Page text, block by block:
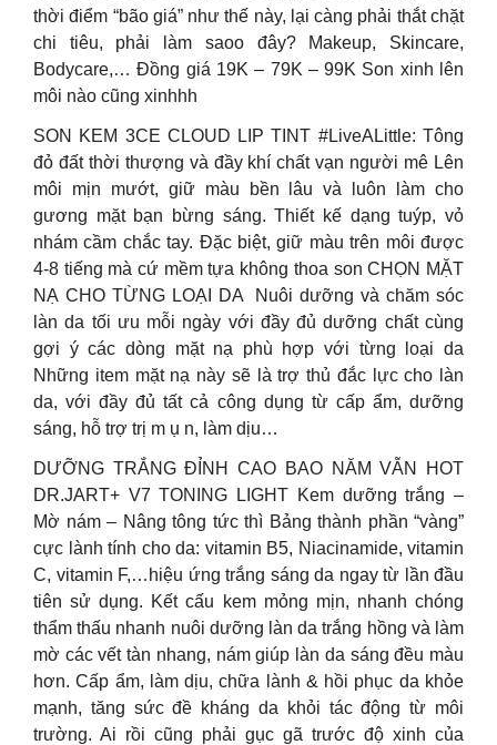
thời điểm “bão giá” như thế này, lại càng phải thắt chặt
chi tiêu, phải làm saoo đây? Makeup, Skincare,
Bodycare,… Đồng giá 19K – 79K – 99K Son xinh lên
môi nào cũng xinhhh
SON KEM 3CE CLOUD LIP TINT #LiveALittle: Tông
đỏ đất thời thượng và đầy khí chất vạn người mê Lên
môi mịn mướt, giữ màu bền lâu và luôn làm cho
gương mặt bạn bừng sáng. Thiết kế dạng tuýp, vỏ
nhám cầm chắc tay. Đặc biệt, giữ màu trên môi được
4-8 tiếng mà cứ mềm tựa không thoa son CHỌN MẶT
NẠ CHO TỪNG LOẠI DA ️ Nuôi dưỡng và chăm sóc
làn da tối ưu mỗi ngày với đầy đủ dưỡng chất cùng
gợi ý các dòng mặt nạ phù hợp với từng loại da
Những item mặt nạ này sẽ là trợ thủ đắc lực cho làn
da, với đầy đủ tất cả công dụng từ cấp ẩm, dưỡng
sáng, hỗ trợ trị m ụ n, làm dịu…
DƯỠNG TRẮNG ĐỈNH CAO BAO NĂM VẪN HOT
DR.JART+ V7 TONING LIGHT Kem dưỡng trắng –
Mờ nám – Nâng tông tức thì Bảng thành phần “vàng”
cực lành tính cho da: vitamin B5, Niacinamide, vitamin
C, vitamin F,…hiệu ứng trắng sáng da ngay từ lần đầu
tiên sử dụng. Kết cấu kem mỏng mịn, nhanh chóng
thẩm thấu nhanh nuôi dưỡng làn da trắng hồng và làm
mờ các vết tàn nhang, nám giúp làn da sáng đều màu
hơn. Cấp ẩm, làm dịu, chữa lành & hồi phục da khỏe
mạnh, tăng sức đề kháng da khỏi tác động từ môi
trường. Ai rồi cũng phải gục gã trước độ xinh của